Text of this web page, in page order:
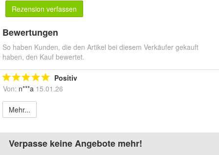
Rezension verfassen
Bewertungen
So haben Kunden, die den Artikel bei diesem Verkäufer gekauft
haben, den Kauf bewertet.
Positiv
Von: n***a 15.01.26
Mehr...
Verpasse keine Angebote mehr!